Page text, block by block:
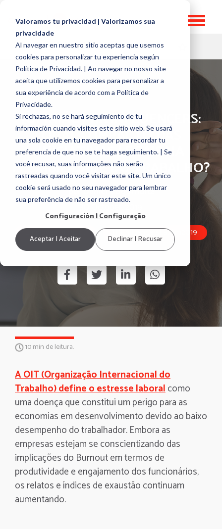
Valoramos tu privacidad | Valorizamos sua
privacidade
Al navegar en nuestro sitio aceptas que usemos
cookies para personalizar tu experiencia según
Politica de Privacidad. | Ao navegar no nosso site
aceita que utilizemos cookies para personalizar a
sua experiência de acordo com a Política de
Privacidade.
Si rechazas, no se hará seguimiento de tu
información cuando visites este sitio web. Se usará
una sola cookie en tu navegador para recordar tu
preferencia de que no se te haga seguimiento. | Se
você recusar, suas informações não serão
rastreadas quando você visitar este site. Um único
cookie será usado no seu navegador para lembrar
sua preferência de não ser rastreado.
Configuración | Configuração
Aceptar | Aceitar Declinar | Recusar
HR TOPICS
[OPINIÃO] HR INFLUENCERS:
QUAL O IMPACTO DAS
INICIATIVAS LEGAIS NA
FLEXIBILIDADE DO TRABALHO?
porDaniel Bogomoltz
Employee Burnout HRInfluencersLatAm2019
10 min de leitura.
A OIT (Organização Internacional do
Trabalho) define o estresse laboralcomo
uma doença que constitui um perigo para as
economias em desenvolvimento devido ao baixo
desempenho do trabalhador. Embora as
empresas estejam se conscientizando das
implicações do Burnout em termos de
produtividade e engajamento dos funcionários,
os relatos e índices de exaustão continuam
aumentando.